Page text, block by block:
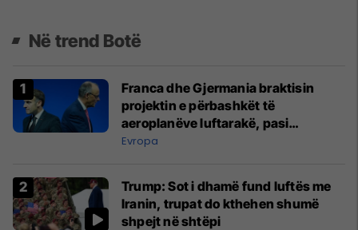
Në trend Botë
Franca dhe Gjermania braktisin
projektin e përbashkët të
aeroplanëve luftarakë, pasi
kompanitë nuk arrijnë marrëveshje
Evropa
Trump: Sot i dhamë fund luftës me
Iranin, trupat do kthehen shumë
shpejt në shtëpi